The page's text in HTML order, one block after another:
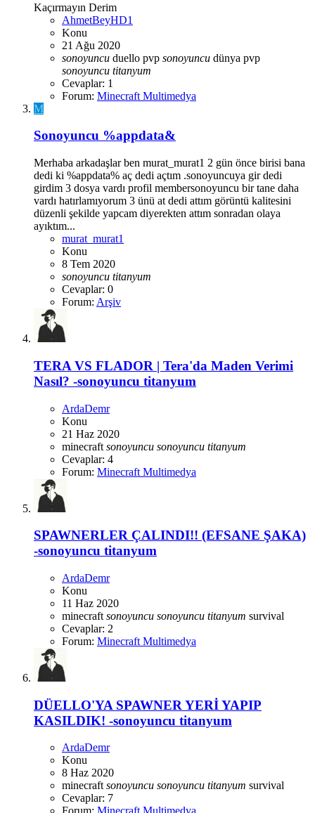
Kaçırmayın Derim
AhmetBeyHD1
Konu
21 Ağu 2020
sonoyuncu duello pvp sonoyuncu dünya pvp
sonoyuncu titanyum
Cevaplar: 1
Forum: Minecraft Multimedya
M
Sonoyuncu %appdata&
Merhaba arkadaşlar ben murat_murat1 2 gün önce birisi bana
dedi ki %appdata% aç dedi açtım .sonoyuncuya gir dedi
girdim 3 dosya vardı profil membersonoyuncu bir tane daha
vardı hatırlamıyorum 3 ünü at dedi attım görüntü kalitesini
düzenli şekilde yapcam diyerekten attım sonradan olaya
ayıktım...
murat_murat1
Konu
8 Tem 2020
sonoyuncu titanyum
Cevaplar: 0
Forum: Arşiv
TERA VS FLADOR | Tera'da Maden Verimi
Nasıl? -sonoyuncu titanyum
ArdaDemr
Konu
21 Haz 2020
minecraft sonoyuncu sonoyuncu titanyum
Cevaplar: 4
Forum: Minecraft Multimedya
SPAWNERLER ÇALINDI!! (EFSANE ŞAKA)
-sonoyuncu titanyum
ArdaDemr
Konu
11 Haz 2020
minecraft sonoyuncu sonoyuncu titanyum survival
Cevaplar: 2
Forum: Minecraft Multimedya
DÜELLO'YA SPAWNER YERİ YAPIP
KASILDIK! -sonoyuncu titanyum
ArdaDemr
Konu
8 Haz 2020
minecraft sonoyuncu sonoyuncu titanyum survival
Cevaplar: 7